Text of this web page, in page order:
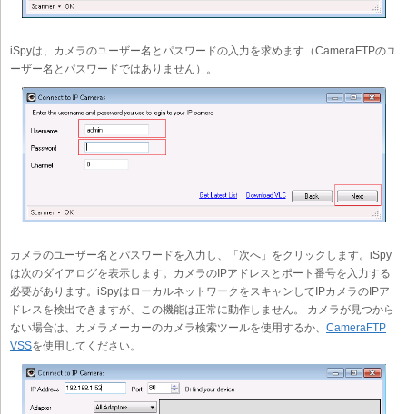
iSpyは、カメラのユーザー名とパスワードの入力を求めます（CameraFTPのユ
ーザー名とパスワードではありません）。
カメラのユーザー名とパスワードを入力し、「次へ」をクリックします。iSpy
は次のダイアログを表示します。カメラのIPアドレスとポート番号を入力する
必要があります。iSpyはローカルネットワークをスキャンしてIPカメラのIPア
ドレスを検出できますが、この機能は正常に動作しません。 カメラが見つから
ない場合は、カメラメーカーのカメラ検索ツールを使用するか、 CameraFTP
VSSを使用してください。